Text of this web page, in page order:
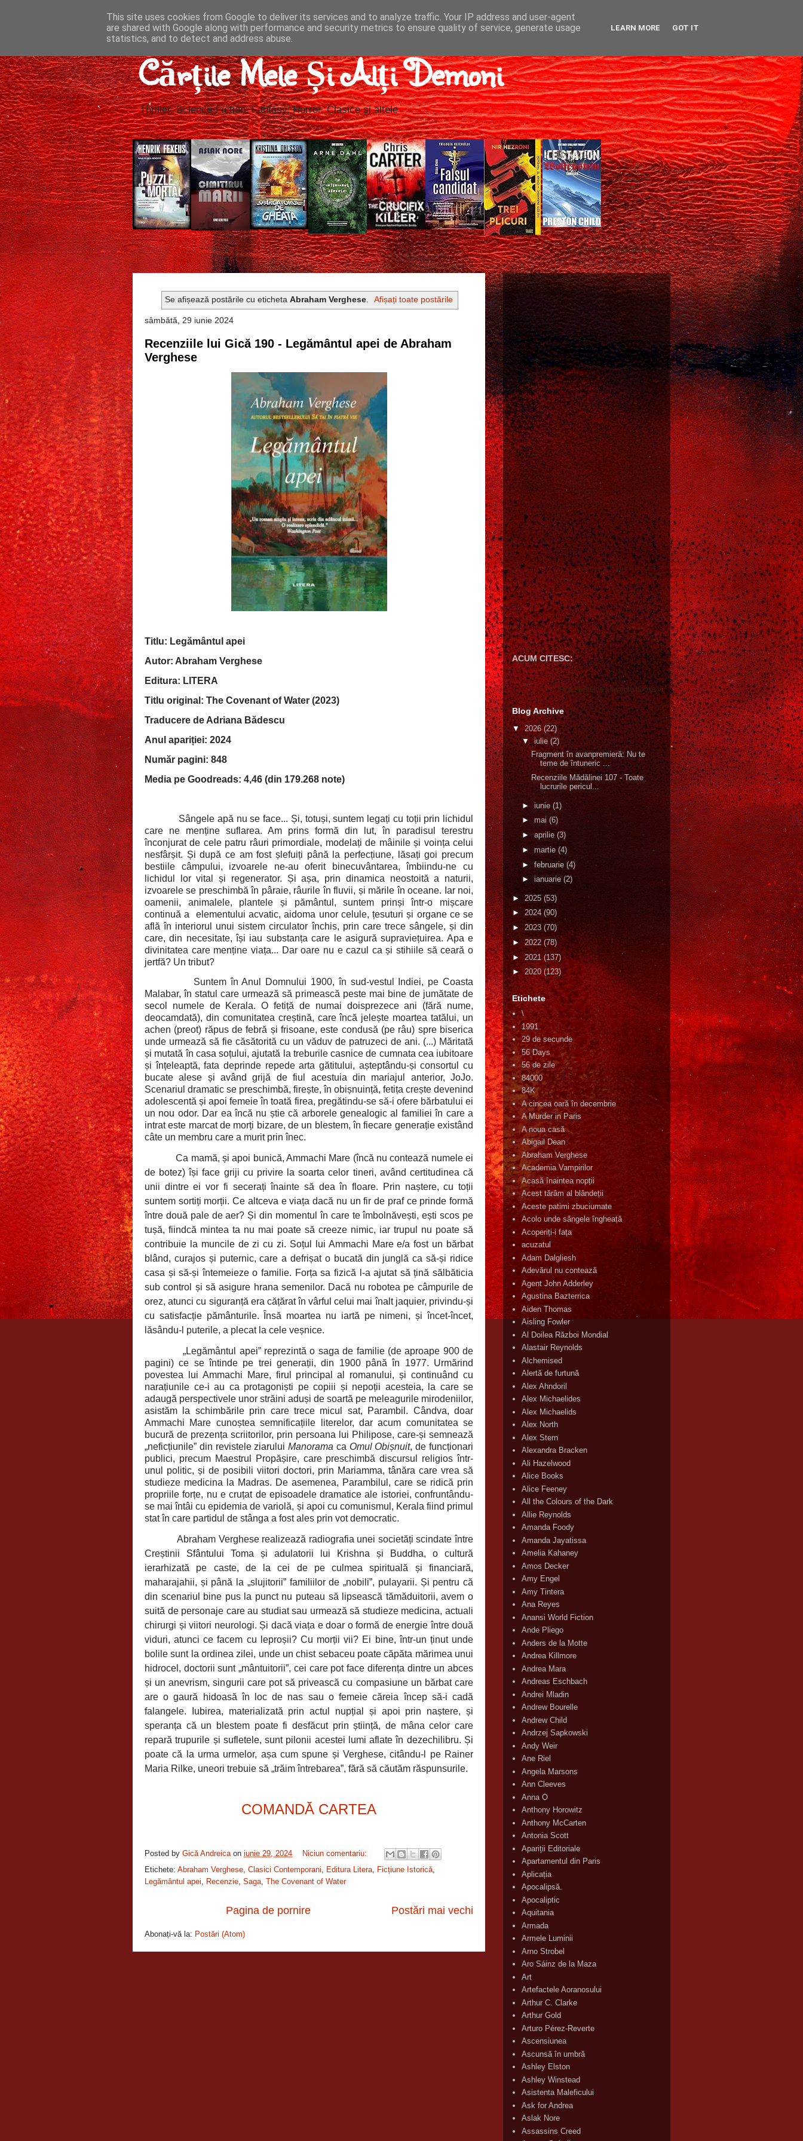
Cărțile Mele Și Alți Demoni
Thriller, Science-Fiction, Fantasy, Horror, Clasice și altele
Gică Andreica's favorite books »
Se afișează postările cu eticheta Abraham Verghese. Afișați toate postările
sâmbătă, 29 iunie 2024
Recenziile lui Gică 190 - Legământul apei de Abraham
Verghese
Titlu: Legământul apei
Autor: Abraham Verghese
Editura: LITERA
Titlu original: The Covenant of Water (2023)
Traducere de Adriana Bădescu
Anul apariției: 2024
Număr pagini: 848
Media pe Goodreads: 4,46 (din 179.268 note)
Sângele apă nu se face... Și, totuși, suntem legați cu toții prin lichidul
care ne menține suflarea. Am prins formă din lut, în paradisul terestru
înconjurat de cele patru râuri primordiale, modelați de mâinile și voința celui
nesfârșit. Și după ce am fost șlefuiți până la perfecțiune, lăsați goi precum
bestiile câmpului, izvoarele ne-au oferit binecuvântarea, îmbiindu-ne cu
lichidul lor vital și regenerator. Și așa, prin dinamica neostoită a naturii,
izvoarele se preschimbă în pâraie, râurile în fluvii, și mările în oceane. Iar noi,
oamenii, animalele, plantele și pământul, suntem prinși într-o mișcare
continuă a
elementului acvatic, aidoma unor celule, țesuturi și organe ce se
află în interiorul unui sistem circulator închis, prin care trece sângele, și din
care, din necesitate, își iau substanța care le asigură supraviețuirea. Apa e
divinitatea care menține viața... Dar oare nu e cazul ca și stihiile să ceară o
jertfă? Un tribut?
Suntem în Anul Domnului 1900, în sud-vestul Indiei, pe Coasta
Malabar, în statul care urmează să primească peste mai bine de jumătate de
secol numele de Kerala. O fetiță de numai doisprezece ani (fără nume,
deocamdată), din comunitatea creștină, care încă jelește moartea tatălui, un
achen (preot) răpus de febră și frisoane, este condusă (pe râu) spre biserica
unde urmează să fie căsătorită cu un văduv de patruzeci de ani. (...) Măritată
și mutată în casa soțului, ajutată la treburile casnice de cumnata cea iubitoare
și înțeleaptă, fata deprinde repede arta gătitului, așteptându-și consortul cu
bucate alese și având grijă de fiul acestuia din mariajul anterior, JoJo.
Scenariul dramatic se preschimbă, firește, în obișnuință, fetița crește devenind
adolescentă și apoi femeie în toată firea, pregătindu-se să-i ofere bărbatului ei
un nou odor. Dar ea încă nu știe că arborele genealogic al familiei în care a
intrat este marcat de morți bizare, de un blestem, în fiecare generație existând
câte un membru care a murit prin înec.
Ca mamă, și apoi bunică, Ammachi Mare (încă nu contează numele ei
de botez) își face griji cu privire la soarta celor tineri, având certitudinea că
unii dintre ei vor fi secerați înainte să dea în floare. Prin naștere, cu toții
suntem sortiți morții. Ce altceva e viața dacă nu un fir de praf ce prinde formă
între două pale de aer? Și din momentul în care te îmbolnăvești, ești scos pe
tușă, fiindcă mintea ta nu mai poate să creeze nimic, iar trupul nu poate să
contribuie la muncile de zi cu zi. Soțul lui Ammachi Mare e/a fost un bărbat
blând, curajos și puternic, care a defrișat o bucată din junglă ca să-și ridice
casa și să-și întemeieze o familie. Forța sa fizică l-a ajutat să țină sălbăticia
sub control și să asigure hrana semenilor. Dacă nu robotea pe câmpurile de
orez, atunci cu siguranță era cățărat în vârful celui mai înaltjaquier, privindu-și
cu satisfacție pământurile. Însă moartea nu iartă pe nimeni, și încet-încet,
lăsându-l puterile, a plecat la cele veșnice.
„Legământul apei” reprezintă o saga de familie (de aproape 900 de
pagini) ce se întinde pe trei generații, din 1900 până în 1977. Urmărind
povestea lui Ammachi Mare, firul principal al romanului, și continuând cu
narațiunile ce-i au ca protagoniști pe copiii și nepoții acesteia, la care se
adaugă perspectivele unor străini aduși de soartă pe meleagurile mirodeniilor,
asistăm la schimbările prin care trece micul sat, Parambil. Cândva, doar
Ammachi Mare cunoștea semnificațiile literelor, dar acum comunitatea se
bucură de prezența scriitorilor, prin persoana lui Philipose, care-și semnează
„neficțiunile” din revistele ziaruluiManorama ca Omul Obișnuit, de funcționari
publici, precum Maestrul Propășire, care preschimbă discursul religios într-
unul politic, și de posibili viitori doctori, prin Mariamma, tânăra care vrea să
studieze medicina la Madras. De asemenea, Parambilul, care se ridică prin
propriile forțe, nu e cruțat de episoadele dramatice ale istoriei, confruntându-
se mai întâi cu epidemia de variolă, și apoi cu comunismul, Kerala fiind primul
stat în care partidul de stânga a fost ales prin vot democratic.
Abraham Verghese realizează radiografia unei societăți scindate între
Creștinii Sfântului Toma și adulatorii lui Krishna și Buddha, o cultură
ierarhizată pe caste, de la cei de pe culmea spirituală și financiară,
maharajahii, și până la „slujitorii” familiilor de „nobili”, pulayarii. Și pentru că
din scenariul bine pus la punct nu puteau să lipsească tămăduitorii, avem o
suită de personaje care au studiat sau urmează să studieze medicina, actuali
chirurgi și viitori neurologi. Și dacă viața e doar o formă de energie între două
viduri, atunci ce facem cu leproșii? Cu morții vii? Ei bine, într-un ținut unde
bolile sunt la ordinea zilei, unde un chist sebaceu poate căpăta mărimea unui
hidrocel, doctorii sunt „mântuitorii”, cei care pot face diferența dintre un abces
și un anevrism, singurii care pot să privească cu compasiune un bărbat care
are o gaură hidoasă în loc de nas sau o femeie căreia încep să-i cadă
falangele. Iubirea, materializată prin actul nupțial și apoi prin naștere, și
speranța că un blestem poate fi desfăcut prin știință, de mâna celor care
repară trupurile și sufletele, sunt pilonii acestei lumi aflate în dezechilibru. Și
poate că la urma urmelor, așa cum spune și Verghese, citându-l pe Rainer
Maria Rilke, uneori trebuie să „trăim întrebarea”, fără să căutăm răspunsurile.
COMANDĂ CARTEA
Posted by Gică Andreica on iunie 29, 2024
Niciun comentariu:
Etichete: Abraham Verghese, Clasici Contemporani, Editura Litera, Ficțiune Istorică,
Legământul apei, Recenzie, Saga, The Covenant of Water
Postări mai vechi
Pagina de pornire
Abonați-vă la: Postări (Atom)
ACUM CITESC:
Gică Andreica's favorite books »
Blog Archive
▼2026(22)
▼iulie(2)
Fragment în avanpremieră: Nu te
teme de întuneric ...
Recenziile Mădălinei 107 - Toate
lucrurile pericul...
► iunie (1)
► mai (6)
► aprilie (3)
► martie (4)
► februarie (4)
► ianuarie (2)
► 2025 (53)
► 2024 (90)
► 2023 (70)
► 2022 (78)
► 2021(137)
► 2020(123)
Etichete
\
1991
29 de secunde
56 Days
56 de zile
84000
84K
A cincea oară în decembrie
A Murder in Paris
A noua casă
Abigail Dean
Abraham Verghese
Academia Vampirilor
Acasă înaintea nopții
Acest tărâm al blândeții
Aceste patimi zbuciumate
Acolo unde sângele îngheață
Acoperiți-i fața
acuzatul
Adam Dalgliesh
Adevărul nu contează
Agent John Adderley
Agustina Bazterrica
Aiden Thomas
Aisling Fowler
Al Doilea Război Mondial
Alastair Reynolds
Alchemised
Alertă de furtună
Alex Ahndoril
Alex Michaelides
Alex Michaelids
Alex North
Alex Stern
Alexandra Bracken
Ali Hazelwood
Alice Books
Alice Feeney
All the Colours of the Dark
Allie Reynolds
Amanda Foody
Amanda Jayatissa
Amelia Kahaney
Amos Decker
Amy Engel
Amy Tintera
Ana Reyes
Anansi World Fiction
Ande Pliego
Anders de la Motte
Andrea Killmore
Andrea Mara
Andreas Eschbach
Andrei Mladin
Andrew Bourelle
Andrew Child
Andrzej Sapkowski
Andy Weir
Ane Riel
Angela Marsons
Ann Cleeves
Anna O
Anthony Horowitz
Anthony McCarten
Antonia Scott
Apariții Editoriale
Apartamentul din Paris
Aplicația
Apocalipsă.
Apocaliptic
Aquitania
Armada
Armele Luminii
Arno Strobel
Aro Sáinz de la Maza
Art
Artefactele Aoranosului
Arthur C. Clarke
Arthur Gold
Arturo Pérez-Reverte
Ascensiunea
Ascunsă în umbră
Ashley Elston
Ashley Winstead
Asistenta Maleficului
Ask for Andrea
Aslak Nore
Assassins Creed
This site uses cookies from Google to deliver its services and to analyze traffic. Your IP address and user-agent
are shared with Google along with performance and security metrics to ensure quality of service, generate usage
statistics, and to detect and address abuse.
LEARN MORE GOT IT